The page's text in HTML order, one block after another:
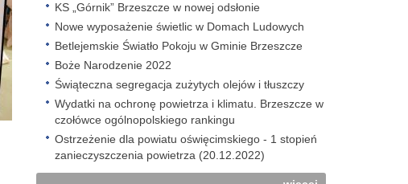
KS „Górnik” Brzeszcze w nowej odsłonie
Nowe wyposażenie świetlic w Domach Ludowych
Betlejemskie Światło Pokoju w Gminie Brzeszcze
Boże Narodzenie 2022
Świąteczna segregacja zużytych olejów i tłuszczy
Wydatki na ochronę powietrza i klimatu. Brzeszcze w
czołówce ogólnopolskiego rankingu
Ostrzeżenie dla powiatu oświęcimskiego - 1 stopień
zanieczyszczenia powietrza (20.12.2022)